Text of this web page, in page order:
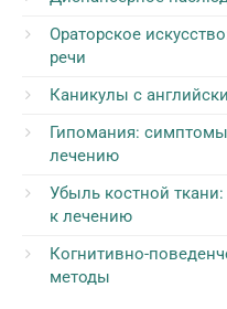
Ораторское
речи
Каникулы с
Гипомания:
лечению
Убыль костной
к лечению
Когнитивно-
методы